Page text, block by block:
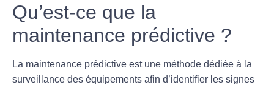
Qu’est-ce que la
maintenance prédictive ?
La maintenance prédictive est une méthode dédiée à la
surveillance des équipements afin d’identifier les signes